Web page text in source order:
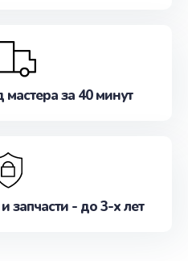
за 40 минут
запчасти - до 3-х лет